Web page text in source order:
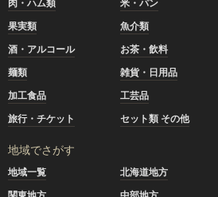
肉・ハム類 米・パン
果実類
魚介類
酒・アルコール
お茶・飲料
麺類
雑貨・日用品
加工食品
工芸品
旅行・チケット
セット類 その他
地域でさがす
地域一覧 北海道地方